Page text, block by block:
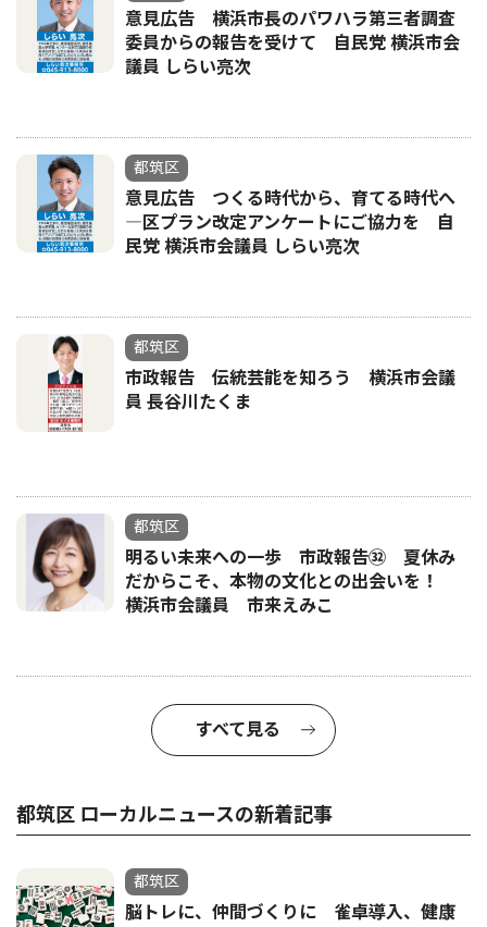
意見広告 横浜市長のパワハラ第三者調査
委員からの報告を受けて 自民党 横浜市会
議員 しらい亮次
都筑区
意見広告 つくる時代から、育てる時代へ
―区プラン改定アンケートにご協力を 自
民党 横浜市会議員 しらい亮次
都筑区
市政報告 伝統芸能を知ろう 横浜市会議
員 長谷川たくま
都筑区
明るい未来への一歩 市政報告㉜ 夏休み
だからこそ、本物の文化との出会いを！
横浜市会議員 市来えみこ
すべて見る
都筑区 ローカルニュースの新着記事
都筑区
脳トレに、仲間づくりに 雀卓導入、健康